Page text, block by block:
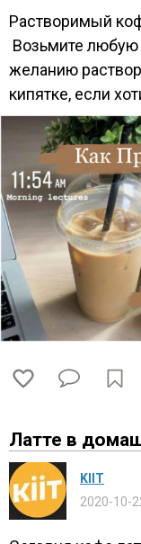
Растворимый
Возьмите
желанию
кипятке, если
Латте в
KIIT
2020-10-